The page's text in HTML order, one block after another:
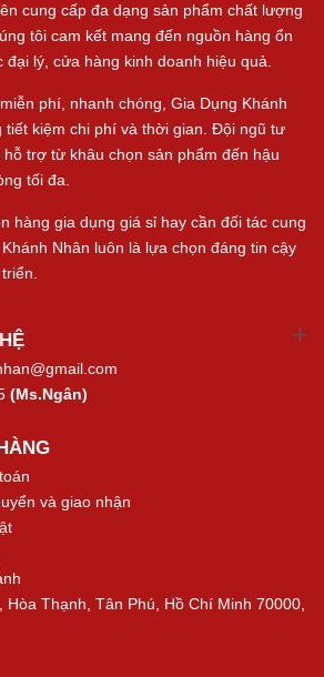
cung cấp đa dạng sản phẩm chất lượng
tôi cam kết mang đến nguồn hàng ổn
đại lý, cửa hàng kinh doanh hiệu quả.
phí, nhanh chóng, Gia Dụng Khánh
tiết kiệm chi phí và thời gian. Đội ngũ tư
trợ từ khâu chọn sản phẩm đến hậu
tối đa.
hàng gia dụng giá sỉ hay cần đối tác cung
Nhân luôn là lựa chọn đáng tin cậy
(Ms.Ngân)
và giao nhận
Hòa Thạnh, Tân Phú, Hồ Chí Minh 70000,